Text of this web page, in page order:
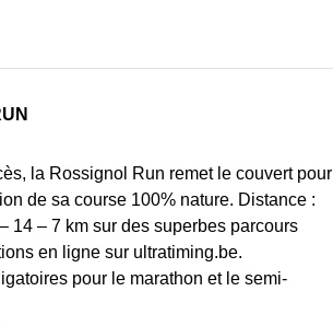
la Rossignol Run remet le couvert pour
de sa course 100% nature. Distance :
14 – 7 km sur des superbes parcours
en ligne sur ultratiming.be.
pour le marathon et le semi-